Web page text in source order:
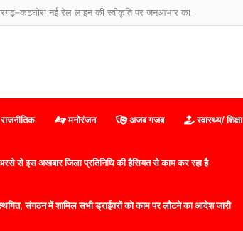
राजनीतिक मनोरंजन अजब गजब स्वास्थ्य/ शिक्षा
से इस अखबार जिला प्रतिनिधि की हैसियत से काम कर रहा है
स्थगित, संगठन में शामिल सभी ड्राईवरों को काम पर लौटने का आदेश जारी